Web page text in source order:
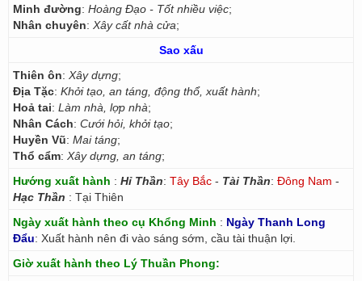
Minh đường: Hoàng Đạo - Tốt nhiều việc;
Nhân chuyên: Xây cất nhà cửa;
Sao xấu
Thiên ôn: Xây dựng;
Địa Tặc: Khởi tạo, an táng, động thổ, xuất hành;
Hoả tai: Làm nhà, lợp nhà;
Nhân Cách: Cưới hỏi, khởi tạo;
Huyền Vũ: Mai táng;
Thổ cẩm: Xây dựng, an táng;
Hướng xuất hành : Hỉ Thần: Tây Bắc - Tài Thần: Đông Nam -
Hạc Thần : Tại Thiên
Ngày xuất hành theo cụ Khổng Minh : Ngày Thanh Long
Đẩu: Xuất hành nên đi vào sáng sớm, cầu tài thuận lợi.
Giờ xuất hành theo Lý Thuần Phong: